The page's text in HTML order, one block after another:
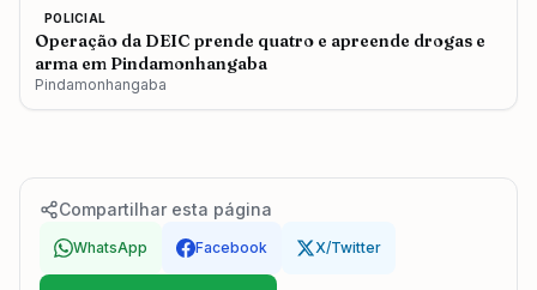
POLICIAL
Operação da DEIC prende quatro e apreende drogas e
arma em Pindamonhangaba
Pindamonhangaba
Compartilhar esta página
WhatsApp Facebook X/Twitter